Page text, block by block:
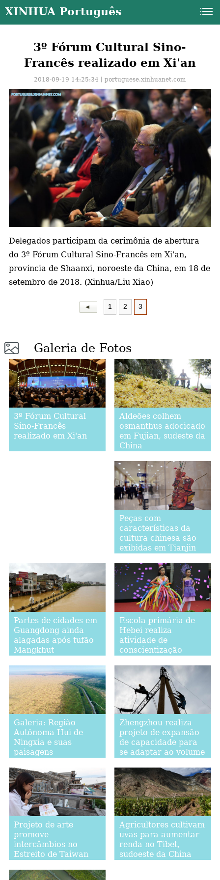
XINHUA Português
3º Fórum Cultural Sino-
Francês realizado em Xi'an
2018-09-19 14:25:34丨portuguese.xinhuanet.com
Delegados participam da cerimônia de abertura
do 3º Fórum Cultural Sino-Francês em Xi'an,
província de Shaanxi, noroeste da China, em 18 de
setembro de 2018. (Xinhua/Liu Xiao)
1 2 3
Galeria de Fotos
3º Fórum Cultural
Sino-Francês
realizado em Xi'an
Aldeões colhem
osmanthus adocicado
em Fujian, sudeste da
China
Peças com
características da
cultura chinesa são
exibidas em Tianjin
Partes de cidades em
Guangdong ainda
alagadas após tufão
Mangkhut
Escola primária de
Hebei realiza
atividade de
conscientização
Galeria: Região
Autônoma Hui de
Ningxia e suas
paisagens
Zhengzhou realiza
projeto de expansão
de capacidade para
se adaptar ao volume
Projeto de arte
promove
intercâmbios no
Estreito de Taiwan
Agricultores cultivam
uvas para aumentar
renda no Tibet,
sudoeste da China